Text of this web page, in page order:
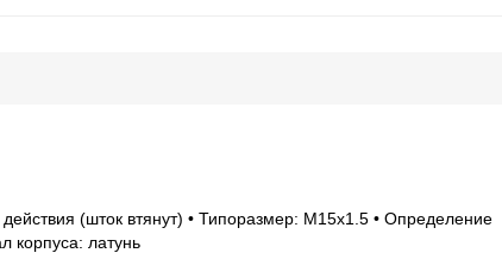
(шток втянут) • Типоразмер: M15x1.5 • Определение
корпуса: латунь